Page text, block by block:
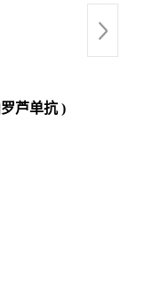
芦单抗 )